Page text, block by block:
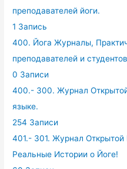
преподавателей йоги.
1 Запись
400. Йога Журналы,
преподавателей и
0 Записи
400.- 300. Журнал
языке.
254 Записи
401.- 301. Журнал Открытой
Реальные Истории о Йоге!